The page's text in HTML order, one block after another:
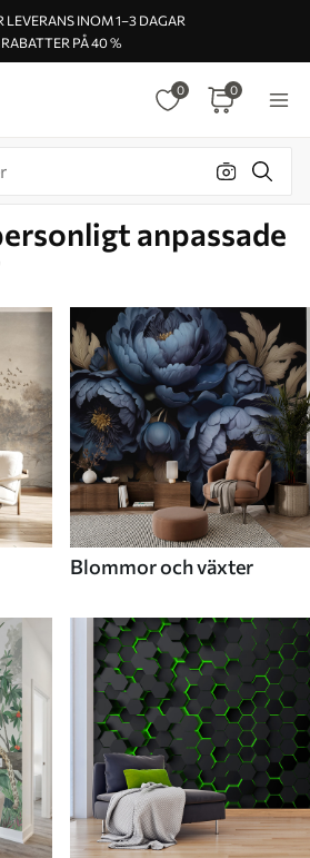
LEVERANS INOM 1–3 DAGAR
RABATTER PÅ 40 %
0 0
anpassade
Blommor och växter